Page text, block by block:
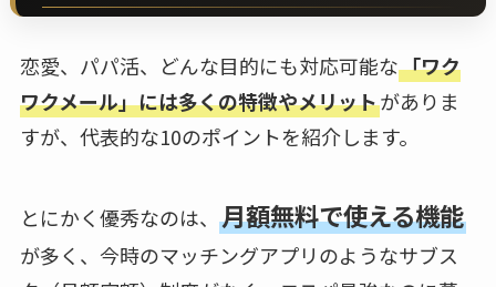
恋愛、パパ活、どんな目的にも対応可能な「ワク
ワクメール」には多くの特徴やメリットがありま
すが、代表的な10のポイントを紹介します。
とにかく優秀なのは、 月額無料で使える機能
が多く、今時のマッチングアプリのようなサブス